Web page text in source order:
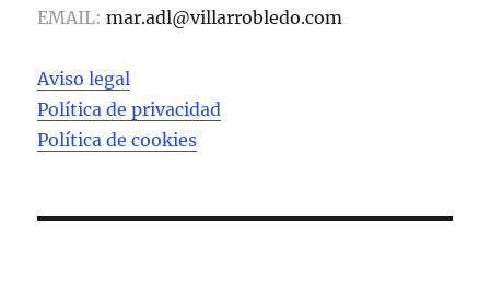
EMAIL: mar.adl@villarrobledo.com
Aviso legal
Política de privacidad
Política de cookies